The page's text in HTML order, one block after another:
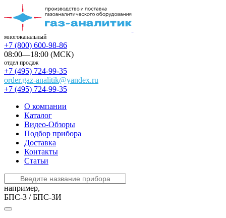
многоканальный
+7 (800) 600-98-86
08:00—18:00 (МСК)
отдел продаж
+7 (495) 724-99-35
order.gaz-analitik@yandex.ru
+7 (495) 724-99-35
О компании
Каталог
Видео-Обзоры
Подбор прибора
Доставка
Контакты
Статьи
например,
БПС-3 / БПС-3И